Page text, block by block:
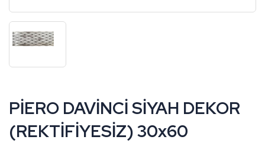
PİERO DAVİNCİ SİYAH DEKOR
(REKTİFİYESİZ) 30x60